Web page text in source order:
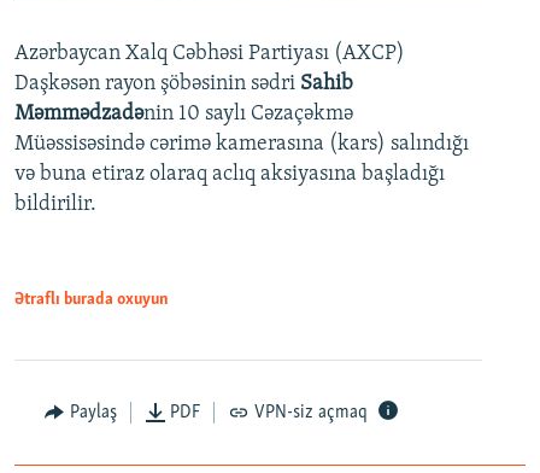
Auto 240p 360p
720p 1080p
360p
720p
1080p
Azərbaycan Xalq Cəbhəsi Partiyası (AXCP)
Daşkəsən rayon şöbəsinin sədri Sahib
Məmmədzadənin 10 saylı Cəzaçəkmə
Müəssisəsində cərimə kamerasına (kars) salındığı
və buna etiraz olaraq aclıq aksiyasına başladığı
bildirilir.
Ətraflı burada oxuyun
Paylaş PDF VPN-siz açmaq